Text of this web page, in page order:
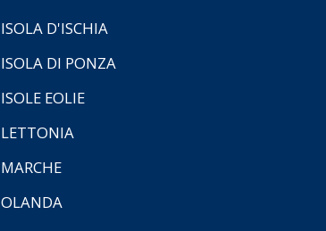
ISOLA D'ISCHIA
ISOLA DI PONZA
ISOLE EOLIE
LETTONIA
MARCHE
OLANDA